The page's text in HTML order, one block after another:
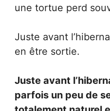
une tortue perd
Juste avant
en être sortie.
Juste avant
parfois un peu de